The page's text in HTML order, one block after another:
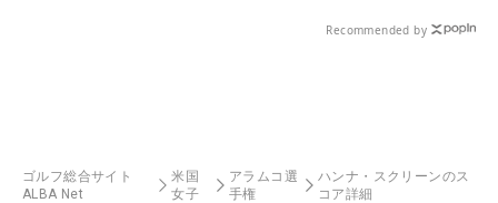
Recommended by
ゴルフ総合サイト
ALBA Net
米国
女子
アラムコ選
手権
ハンナ・スクリーンのス
コア詳細